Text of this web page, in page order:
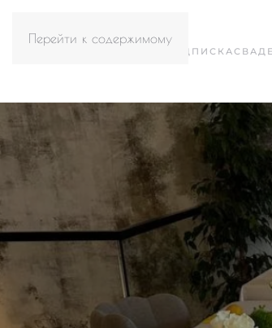
Перейти к содержимому
СВАДЕБНАЯ ПОДПИСКА